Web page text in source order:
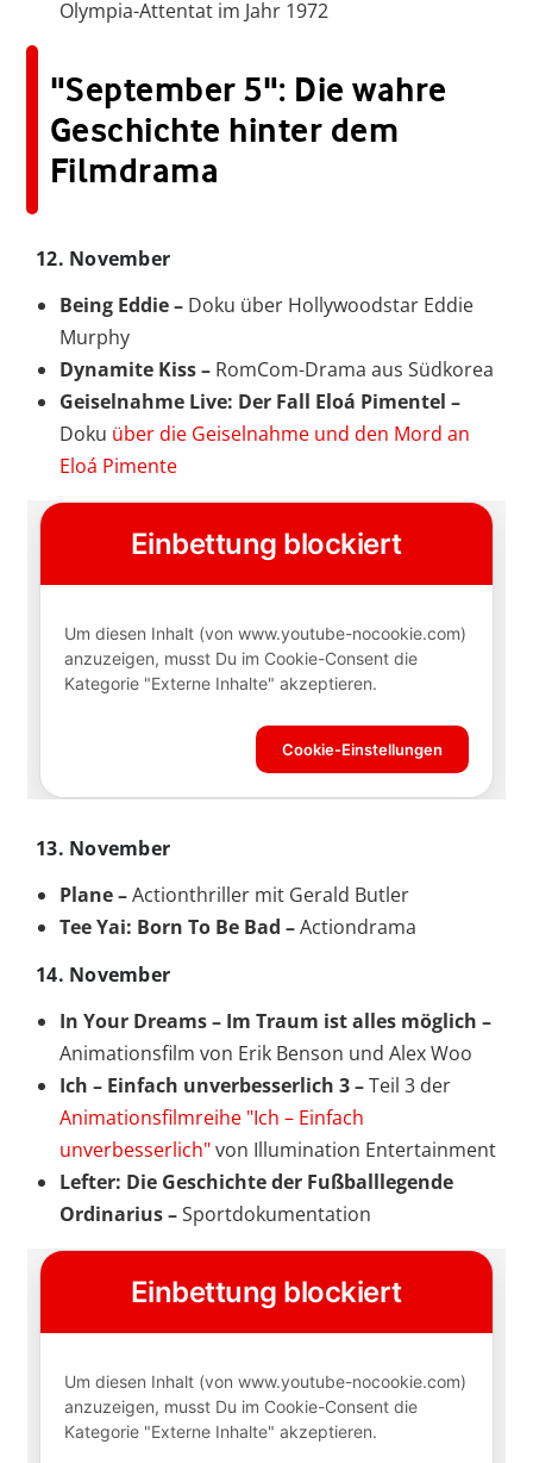
Olympia-Attentat im Jahr 1972
"September 5": Die wahre
Geschichte hinter dem
Filmdrama
12. November
Being Eddie – Doku über Hollywoodstar Eddie
Murphy
Dynamite Kiss – RomCom-Drama aus Südkorea
Geiselnahme Live: Der Fall Eloá Pimentel –
Doku über die Geiselnahme und den Mord an
Eloá Pimente
13. November
Plane –Actionthriller mit Gerald Butler
Tee Yai: Born To Be Bad –Actiondrama
14. November
In Your Dreams – Im Traum ist alles möglich –
Animationsfilm von Erik Benson und Alex Woo
Ich – Einfach unverbesserlich 3 –Teil 3 der
Animationsfilmreihe "Ich – Einfach
unverbesserlich"von Illumination Entertainment
Lefter: Die Geschichte der Fußballlegende
Ordinarius –Sportdokumentation